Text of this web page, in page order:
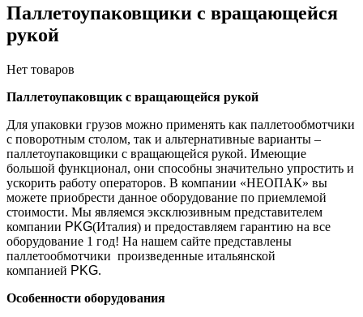
Паллетоупаковщики с вращающейся
рукой
Нет товаров
Паллетоупаковщик с вращающейся рукой
Для упаковки грузов можно применять как паллетообмотчики
с поворотным столом, так и альтернативные варианты –
паллетоупаковщики с вращающейся рукой. Имеющие
большой функционал, они способны значительно упростить и
ускорить работу операторов. В компании «НЕОПАК» вы
можете приобрести данное оборудование по приемлемой
стоимости. Мы являемся эксклюзивным представителем
компании PKG(Италия) и предоставляем гарантию на все
оборудование 1 год! На нашем сайте представлены
паллетообмотчики произведенные итальянской
компанией PKG.
Особенности оборудования